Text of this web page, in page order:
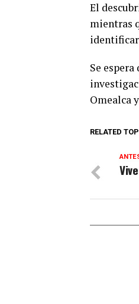
El
mientras
identificar
Se
Omealca
RELATED